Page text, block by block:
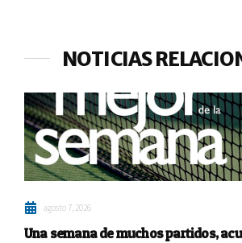
NOTICIAS
agosto 7, 2026
Una semana de muchos partidos,